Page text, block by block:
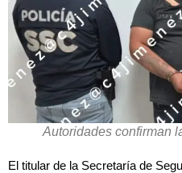
Autoridades confirman
El titular de la Secretaría de